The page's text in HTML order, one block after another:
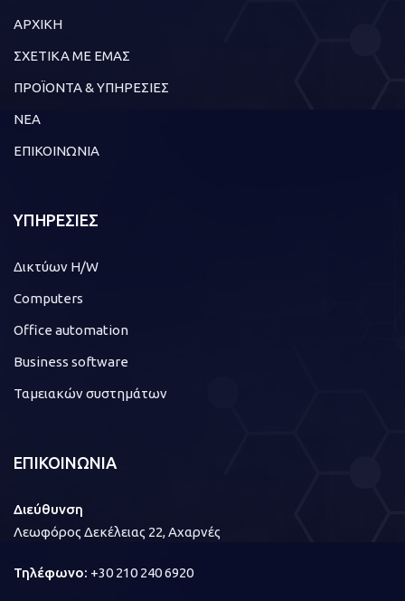
ΑΡΧΙΚΗ
ΣΧΕΤΙΚΑ ΜΕ ΕΜΑΣ
ΠΡΟΪΟΝΤΑ & ΥΠΗΡΕΣΙΕΣ
ΝΕΑ
ΕΠΙΚΟΙΝΩΝΙΑ
ΥΠΗΡΕΣΙΕΣ
Δικτύων H/W
Computers
Office automation
Business software
Ταμειακών συστημάτων
ΕΠΙΚΟΙΝΩΝΙΑ
Διεύθυνση
Λεωφόρος Δεκέλειας 22, Αχαρνές
Τηλέφωνο: +30 210 240 6920